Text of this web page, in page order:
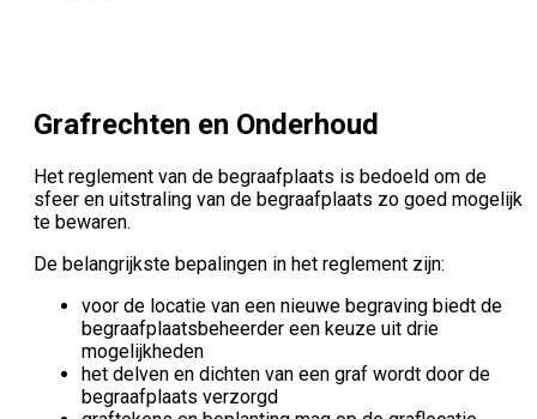
Grafrechten en Onderhoud
Het reglement van de begraafplaats is bedoeld om de
sfeer en uitstraling van de begraafplaats zo goed mogelijk
te bewaren.
De belangrijkste bepalingen in het reglement zijn:
voor de locatie van een nieuwe begraving biedt de
begraafplaatsbeheerder een keuze uit drie
mogelijkheden
het delven en dichten van een graf wordt door de
begraafplaats verzorgd